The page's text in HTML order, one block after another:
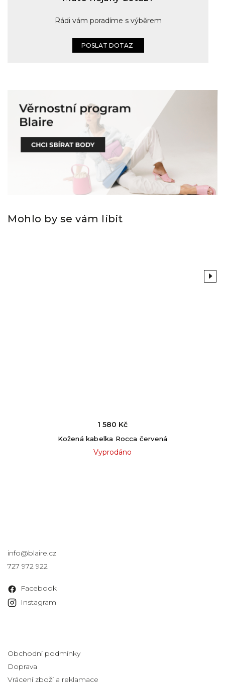
Rádi vám poradíme s výběrem
POSLAT DOTAZ
Mohlo by se vám líbit
Previous
Kožená kabelka Rocca červená
Vyprodáno
1 580 Kč
Next
info@blaire.cz
727 972 922
Facebook
Instagram
Obchodní podmínky
Doprava
Vrácení zboží a reklamace